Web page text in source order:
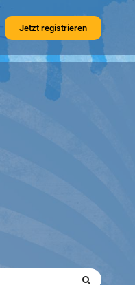
Jetzt registrieren